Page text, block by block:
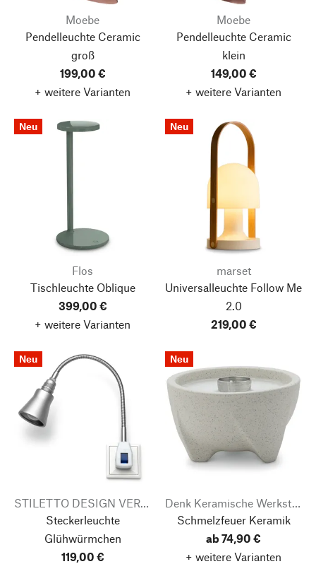
Moebe
Pendelleuchte Ceramic
groß
199,00 €
+ weitere Varianten
Moebe
Pendelleuchte Ceramic
klein
149,00 €
+ weitere Varianten
Neu
Flos
Tischleuchte Oblique
399,00 €
+ weitere Varianten
Neu
marset
Universalleuchte Follow Me
2.0
219,00 €
Neu
STILETTO DESIGN VERTReiB
Steckerleuchte
Glühwürmchen
119,00 €
Neu
Denk Keramische Werkstätten
Schmelzfeuer Keramik
ab 74,90 €
+ weitere Varianten